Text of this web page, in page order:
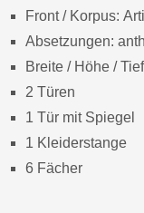
Front / Korpus:
Absetzungen:
Breite / Höhe /
2 Türen
1 Tür mit Spiegel
1 Kleiderstange
6 Fächer